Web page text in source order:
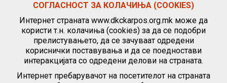
СОГЛАСНОСТ ЗА КОЛАЧИЊА (COOKIES)
Интернет страната www.dkckarpos.org.mk може да
користи т.н. колачиња (cookies) за да се подобри
прелистувањето, да се зачуваат одредени
кориснички поставувања и да се поедностави
интеракцијата со одредени делови на страната.
Интернет пребарувачот на посетителот на страната